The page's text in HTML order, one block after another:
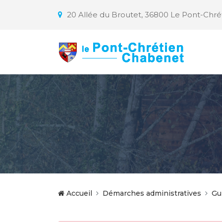
20 Allée du Broutet, 36800 Le Pont-
Accueil Démarches administratives